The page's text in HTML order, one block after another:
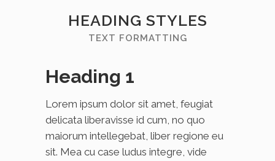
HEADING STYLES
TEXT FORMATTING
Heading 1
Lorem ipsum dolor sit amet, feugiat
delicata liberavisse id cum, no quo
maiorum intellegebat, liber regione eu
sit. Mea cu case ludus integre, vide